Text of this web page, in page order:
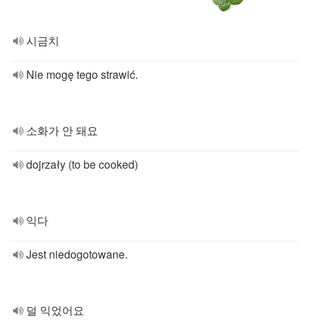
시금치
Nie mogę tego strawić.
소화가 안 돼요
dojrzały (to be cooked)
익다
Jest niedogotowane.
덜 익었어요